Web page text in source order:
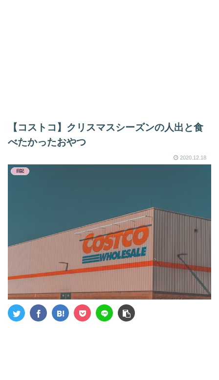
【コストコ】クリスマスシーズンの人出と食
べたかったおやつ
2020.12.18
日記